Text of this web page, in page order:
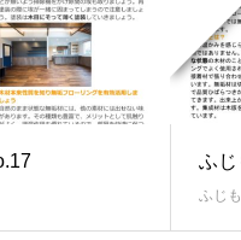
ふ
ふじ